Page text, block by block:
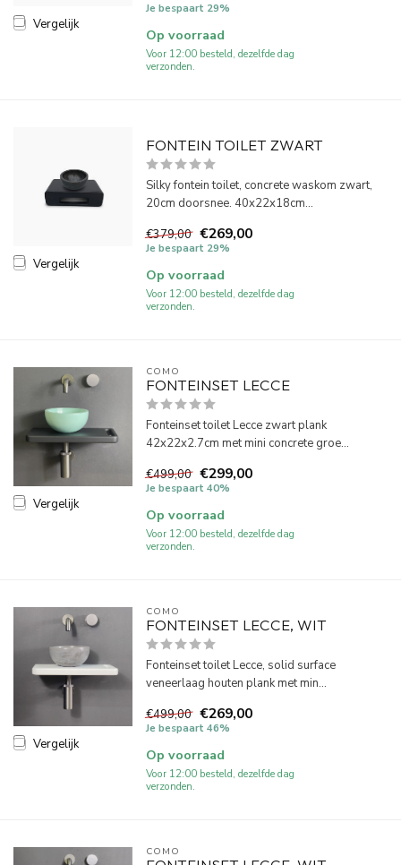
Vergelijk
Je bespaart 29%
Op voorraad
Voor 12:00 besteld, dezelfde dag
verzonden.
Vergelijk
FONTEIN TOILET ZWART
Silky fontein toilet, concrete waskom zwart,
20cm doorsnee. 40x22x18cm...
€379,00 €269,00
Je bespaart 29%
Op voorraad
Voor 12:00 besteld, dezelfde dag
verzonden.
Vergelijk
COMO
FONTEINSET LECCE
Fonteinset toilet Lecce zwart plank
42x22x2.7cm met mini concrete groe...
€499,00 €299,00
Je bespaart 40%
Op voorraad
Voor 12:00 besteld, dezelfde dag
verzonden.
Vergelijk
COMO
FONTEINSET LECCE, WIT
Fonteinset toilet Lecce, solid surface
veneerlaag houten plank met min...
€499,00 €269,00
Je bespaart 46%
Op voorraad
Voor 12:00 besteld, dezelfde dag
verzonden.
COMO